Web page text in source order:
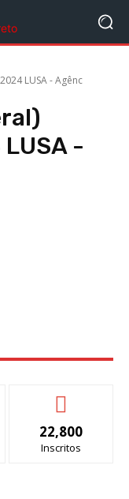
LUSA - Agênc
-
22,800
Inscritos